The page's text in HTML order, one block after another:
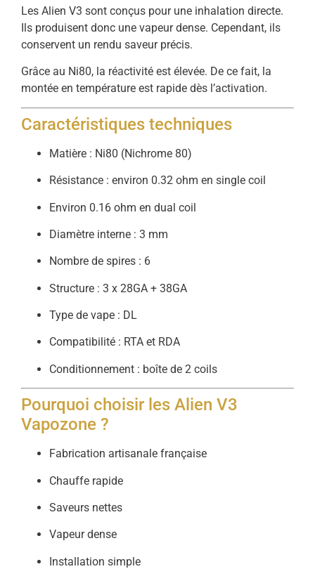
Les Alien V3 sont conçus pour une inhalation directe.
Ils produisent donc une vapeur dense. Cependant, ils
conservent un rendu saveur précis.
Grâce au Ni80, la réactivité est élevée. De ce fait, la
montée en température est rapide dès l’activation.
Caractéristiques techniques
Matière : Ni80 (Nichrome 80)
Résistance : environ 0.32 ohm en single coil
Environ 0.16 ohm en dual coil
Diamètre interne : 3 mm
Nombre de spires : 6
Structure : 3 x 28GA + 38GA
Type de vape : DL
Compatibilité : RTA et RDA
Conditionnement : boîte de 2 coils
Pourquoi choisir les Alien V3
Vapozone ?
Fabrication artisanale française
Chauffe rapide
Saveurs nettes
Vapeur dense
Installation simple